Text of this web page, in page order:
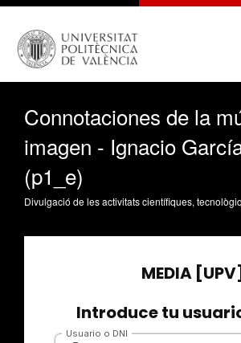
Connotaciones de la
imagen - Ignacio
(p1_e)